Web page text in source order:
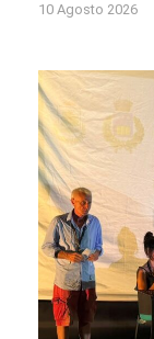
10 Agosto 2026